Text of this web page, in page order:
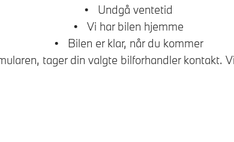
• Undgå ventetid
• Vi har bilen hjemme
• Bilen er klar, når du kommer
tager din valgte bilforhandler kontakt.